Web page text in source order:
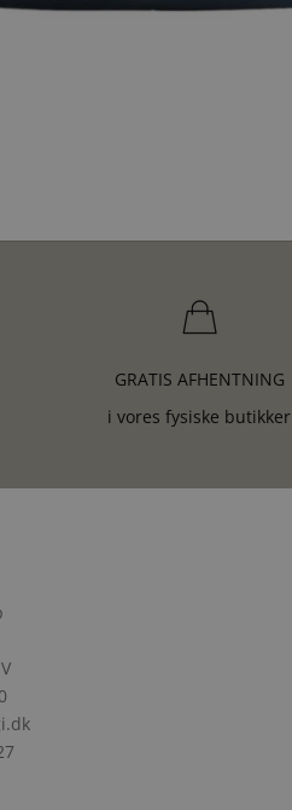
GRATIS AFHENTNING
i vores fysiske butikker